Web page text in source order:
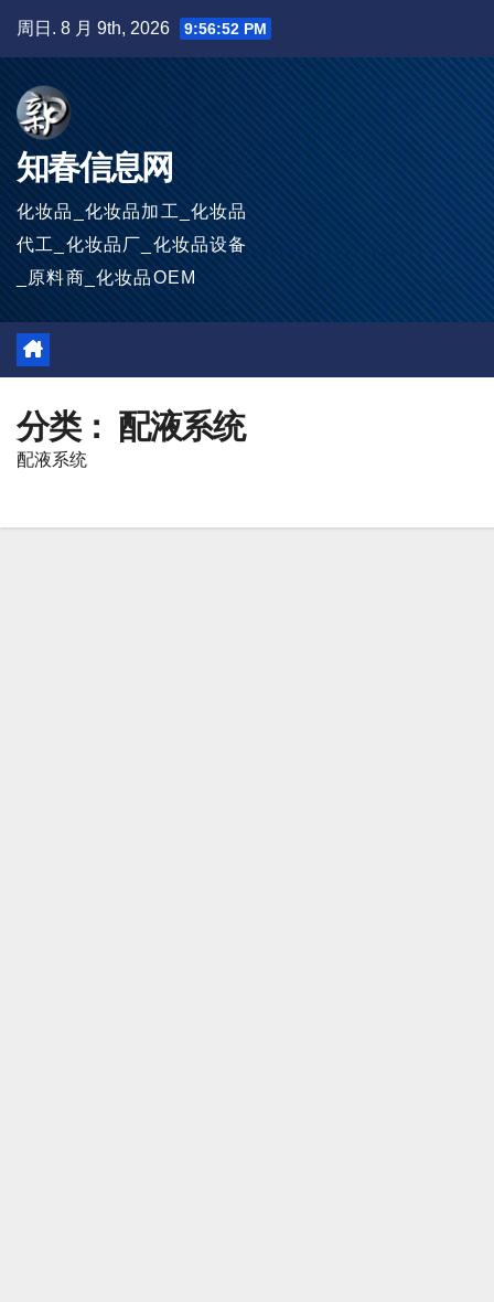
容
周日. 8 月 9th, 2026 9:56:52 PM
知春信息网
化妆品_化妆品加工_化妆品
代工_化妆品厂_化妆品设备
_原料商_化妆品OEM
分类： 配液系统
配液系统